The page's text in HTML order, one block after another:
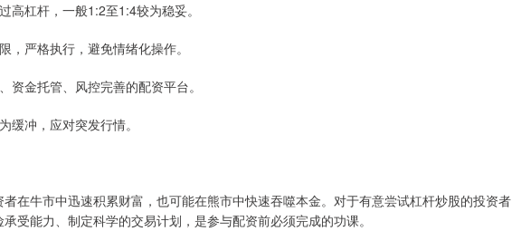
高杠杆，一般1:2至1:4较为稳妥。
，严格执行，避免情绪化操作。
资金托管、风控完善的配资平台。
缓冲，应对突发行情。
在牛市中迅速积累财富，也可能在熊市中快速吞噬本金。对于有意尝试杠杆炒股的投资者
受能力、制定科学的交易计划，是参与配资前必须完成的功课。